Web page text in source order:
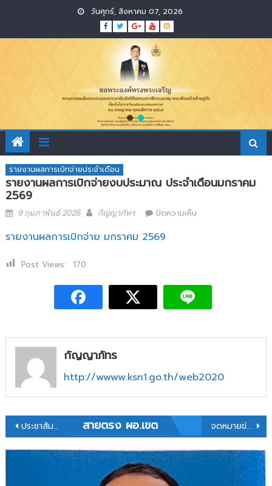
content
วันศุกร์, สิงหาคม 07, 2026
รายงานผลการเบิกจ่ายประจำเดือน
รายงานผลการเบิกจ่ายงบประมาณ ประจำเดือนมกราคม
2569
Posted
9 กุมภาพันธ์ 2026 Author
กัญญาภัทร ปิดความเห็นบน
งบ
ประจำ
รายงานผลการเบิกจ่าย มกราคม 2569
Post Views: 170
กัญญาภัทร
http://wwww.ksn1.go.th/web2020
แนะแนว
เรื่อง
ประชาสัมพันธ์ประกาศ เรื่องการได้มาซึ่งอนุกรรมการผู้ทรงคุณวุฒิ (ด้านกฎหมาย) ใน อ.ก.ค.ศ.เขตพื้นที่การศึกษาประถมศึกษาชุมพร เขต 1 (แทนตำแหน่งว่าง) จดหมายข่าว โรงเรียนโนนศิลาไกรฤกษ์ราษฎร์อำนวย วันที่ 11 กุมภาพันธ์ 2569
สายตรง ผอ.เขต